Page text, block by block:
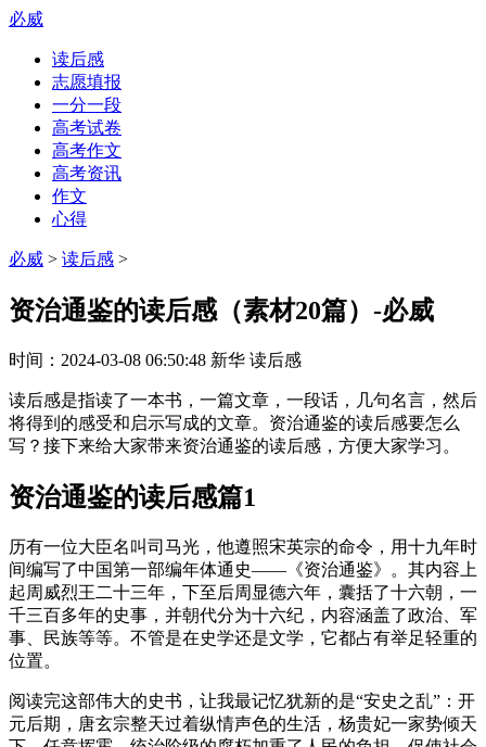
必威
读后感
志愿填报
一分一段
高考试卷
高考作文
高考资讯
作文
心得
必威 > 读后感 >
资治通鉴的读后感（素材20篇）-必威
时间： 2024-03-08 06:50:48 新华 读后感
读后感是指读了一本书，一篇文章，一段话，几句名言，然后
将得到的感受和启示写成的文章。资治通鉴的读后感要怎么
写？接下来给大家带来资治通鉴的读后感，方便大家学习。
资治通鉴的读后感篇1
历有一位大臣名叫司马光，他遵照宋英宗的命令，用十九年时
间编写了中国第一部编年体通史——《资治通鉴》。其内容上
起周威烈王二十三年，下至后周显德六年，囊括了十六朝，一
千三百多年的史事，并朝代分为十六纪，内容涵盖了政治、军
事、民族等等。不管是在史学还是文学，它都占有举足轻重的
位置。
阅读完这部伟大的史书，让我最记忆犹新的是“安史之乱”：开
元后期，唐玄宗整天过着纵情声色的生活，杨贵妃一家势倾天